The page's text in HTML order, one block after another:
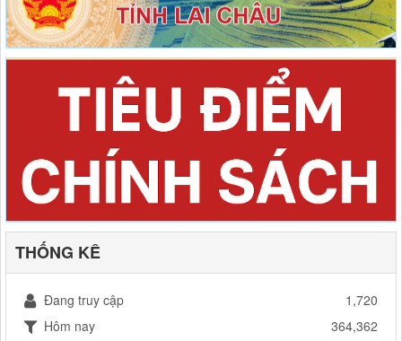
THỐNG KÊ
Đang truy cập
1,720
Hôm nay
364,362